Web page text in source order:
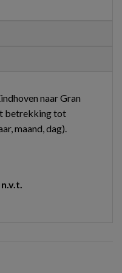
naar Gran
betrekking tot
maand, dag).